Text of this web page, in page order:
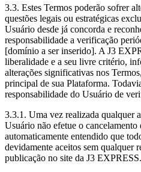
3.3. Estes Termos poderão sofrer
questões legais ou estratégicas
Usuário desde já concorda e
responsabilidade a verificação
[domínio a ser inserido]. A J3
liberalidade e a seu livre critério,
alterações significativas nos
principal de sua Plataforma.
responsabilidade do Usuário de
3.3.1. Uma vez realizada qualquer
Usuário não efetue o cancelamento
automaticamente entendido que
devidamente aceitos sem qualquer
publicação no site da J3 EXPRESS.